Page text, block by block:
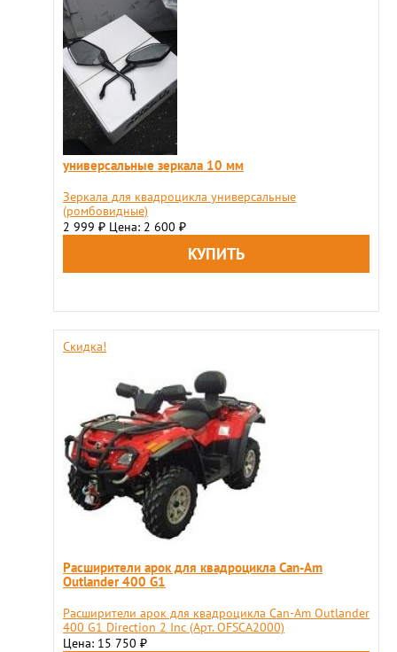
универсальные зеркала 10 мм
Зеркала для квадроцикла универсальные
(ромбовидные)
2 999 ₽ Цена: 2 600 ₽
Скидка!
Расширители арок для квадроцикла Can-Am
Outlander 400 G1
Расширители арок для квадроцикла Can-Am Outlander
400 G1 Direction 2 Inc (Арт. OFSCA2000)
Цена: 15 750 ₽